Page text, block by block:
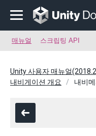
매뉴얼 스크립팅 API
Unity 사용자 매뉴얼
내비게이션 개요
내비